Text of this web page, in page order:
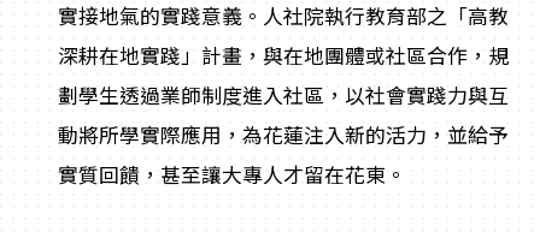
實接地氣的實踐意義。人社院執行教育部之「高教
深耕在地實踐」計畫，與在地團體或社區合作，規
劃學生透過業師制度進入社區，以社會實踐力與互
動將所學實際應用，為花蓮注入新的活力，並給予
實質回饋，甚至讓大專人才留在花東。